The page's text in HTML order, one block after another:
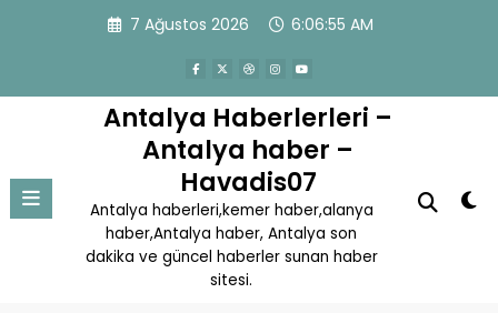
7 Ağustos 2026 6:06:55 AM
Antalya Haberlerleri –
Antalya haber –
Havadis07
Antalya haberleri,kemer haber,alanya
haber,Antalya haber, Antalya son
dakika ve güncel haberler sunan haber
sitesi.